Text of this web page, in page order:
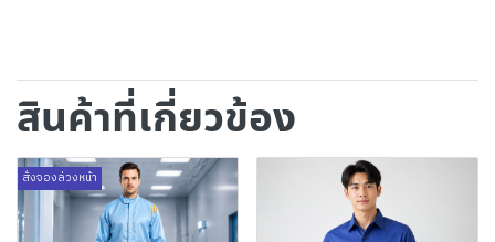
สินค้าที่เกี่ยวข้อง
สั่งจองล่วงหน้า